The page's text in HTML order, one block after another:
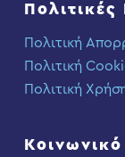
Πολιτικές
Πολιτική
Πολιτική
Πολιτική
Κοινωνικό